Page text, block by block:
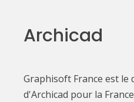
Archicad
Graphisoft France est
d'Archicad pour la